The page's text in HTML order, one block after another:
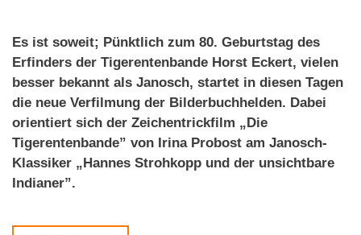
Es ist soweit; Pünktlich zum 80. Geburtstag des
Erfinders der Tigerentenbande Horst Eckert, vielen
besser bekannt als Janosch, startet in diesen Tagen
die neue Verfilmung der Bilderbuchhelden. Dabei
orientiert sich der Zeichentrickfilm „Die
Tigerentenbande” von Irina Probost am Janosch-
Klassiker „Hannes Strohkopp und der unsichtbare
Indianer”.